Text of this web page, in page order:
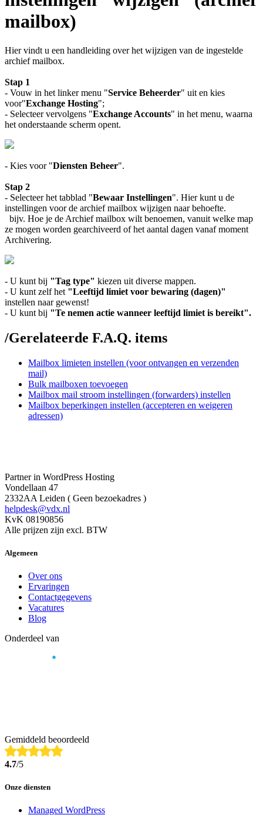
mailbox)
Hier vindt u een handleiding over het wijzigen van de ingestelde
archief mailbox.
Stap 1
- Vouw in het linker menu "Service Beheerder" uit en kies
voor"Exchange Hosting";
- Selecteer vervolgens "Exchange Accounts" in het menu, waarna
het onderstaande scherm opent.
- Kies voor "Diensten Beheer".
Stap 2
- Selecteer het tabblad "Bewaar Instellingen". Hier kunt u de
instellingen voor de archief mailbox wijzigen naar behoefte.
bijv. Hoe je de Archief mailbox wilt benoemen, vanuit welke map
ze mogen worden gearchiveerd of het aantal dagen vanaf moment
Archivering.
- U kunt bij "Tag type" kiezen uit diverse mappen.
- U kunt zelf het "Leeftijd limiet voor bewaring (dagen)"
instellen naar gewenst!
- U kunt bij "Te nemen actie wanneer leeftijd limiet is bereikt".
/Gerelateerde F.A.Q. items
Mailbox limieten instellen (voor ontvangen en verzenden
mail)
Bulk mailboxen toevoegen
Mailbox mail stroom instellingen (forwarders) instellen
Mailbox beperkingen instellen (accepteren en weigeren
adressen)
Partner in WordPress Hosting
Vondellaan 47
2332AA Leiden ( Geen bezoekadres )
helpdesk@vdx.nl
KvK 08190856
Alle prijzen zijn excl. BTW
Algemeen
Over ons
Ervaringen
Contactgegevens
Vacatures
Blog
Onderdeel van
Gemiddeld beoordeeld
4.7/5
Onze diensten
Managed WordPress